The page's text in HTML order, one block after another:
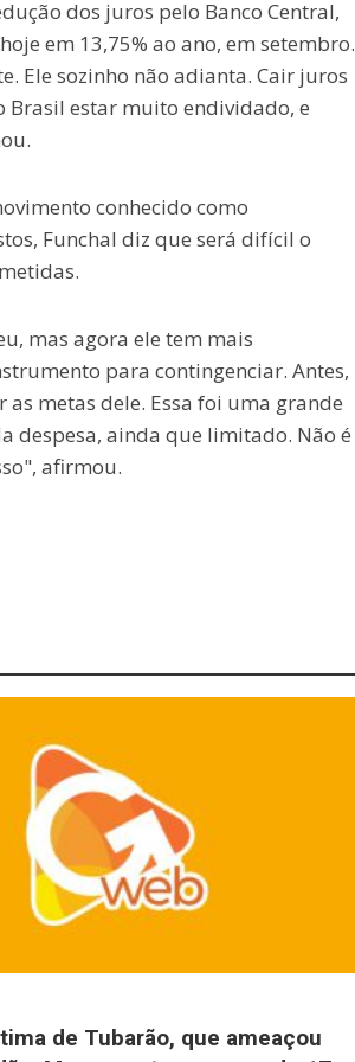
dos juros pelo Banco Central,
em 13,75% ao ano, em setembro.
Ele sozinho não adianta. Cair juros
Brasil estar muito endividado, e
conhecido como
Funchal diz que será difícil o
mas agora ele tem mais
para contingenciar. Antes,
metas dele. Essa foi uma grande
despesa, ainda que limitado. Não é
afirmou.
de Tubarão, que ameaçou